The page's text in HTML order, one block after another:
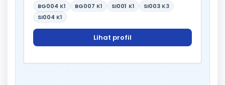
BG004 K1 BG007 K1 SI001 K1 SI003 K3
SI004 K1
Lihat profil